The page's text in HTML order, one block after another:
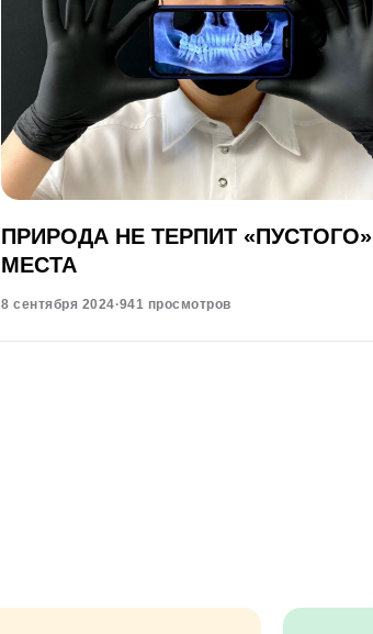
ПРИРОДА НЕ ТЕРПИТ «ПУСТОГО»
МЕСТА
8 сентября 2024·941 просмотров